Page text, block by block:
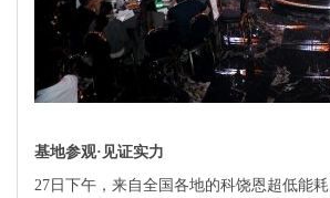
基地参观·见证实力
27日下午，来自全国各地的科饶恩超低能耗